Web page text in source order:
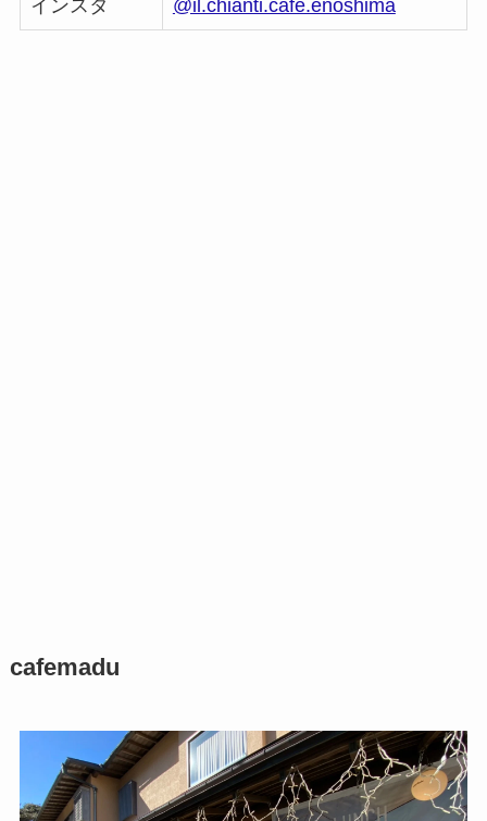
インスタ @il.chianti.cafe.enoshima
cafemadu